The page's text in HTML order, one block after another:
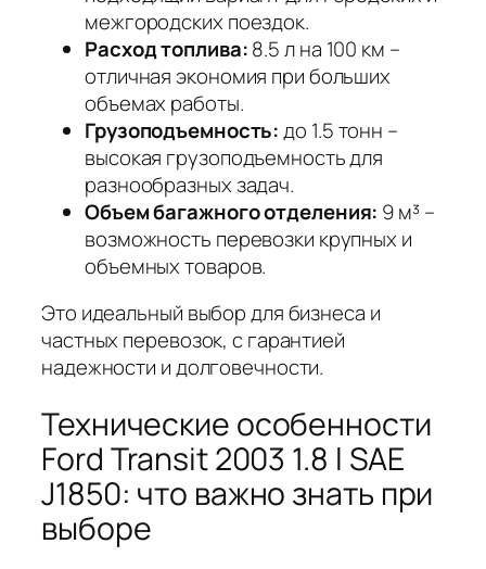
межгородских поездок.
Расход топлива:8.5 л на 100 км –
отличная экономия при больших
объемах работы.
Грузоподъемность:до 1.5 тонн –
высокая грузоподъемность для
разнообразных задач.
Объем багажного отделения: 9 м³ –
возможность перевозки крупных и
объемных товаров.
Это идеальный выбор для бизнеса и
частных перевозок, с гарантией
надежности и долговечности.
Технические особенности
Ford Transit 2003 1.8 l SAE
J1850: что важно знать при
выборе